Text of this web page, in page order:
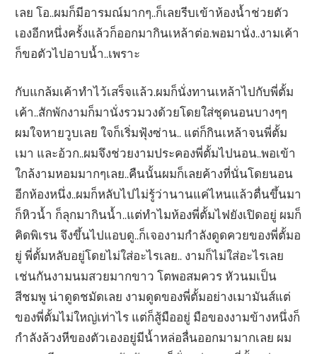
เลย โอ..ผมก็มีอารมณ์มากๆ..ก็เลยรีบเข้าห้องน้ำช่วยตัว
เองอีกหนึ่งครั้งแล้วก็ออกมากินเหล้าต่อ.พอมานั่ง..งามเค้า
ก็ขอตัวไปอาบน้ำ..เพราะ
กับแกล้มเค้าทำไว้เสร็จแล้ว.ผมก็นั่งทานเหล้าไปกับพี่ตั้ม
เค้า..สักพักงามก็มานั่งรวมวงด้วยโดยใส่ชุดนอนบางๆๆ
ผมใจหายวูบเลย ใจก็เริ่มฟุ้งซ่าน.. แต่ก็กินเหล้าจนพี่ตั้ม
เมา และอ้วก..ผมจึงช่วยงามประคองพี่ตั้มไปนอน..พอเข้า
ใกล้งามหอมมากๆเลย..คืนนั้นผมก็เลยค้างที่นั่นโดยนอน
อีกห้องหนึ่ง..ผมก็หลับไปไม่รู้ว่านานแค่ไหนแล้วตื่นขึ้นมา
ก็หิวน้ำ ก็ลุกมากินน้ำ..แต่ทำไมห้องพี่ตั้มไฟยังเปิดอยู่ ผมก็
คิดพิเรน จึงขึ้นไปแอบดู..ก็เจองามกำลังดูดควยของพี่ตั้มอ
ยู่ พี่ตั้มหลับอยู่โดยไม่ใส่อะไรเลย.. งามก็ไม่ใส่อะไรเลย
เช่นกันงามนมสวยมากขาว โตพอสมควร หัวนมเป็น
สีชมพู น่าดูดชมัดเลย งามดูดของพี่ตั้มอย่างเมามันส์แต่
ของพี่ตั้มไม่ใหญ่เท่าไร แต่ก็สู้มืออยู่ มือของงามข้างหนึ่งก็
กำลังล้วงหีของตัวเองอยู่มีน้ำหล่อลื่นออกมามากเลย ผม